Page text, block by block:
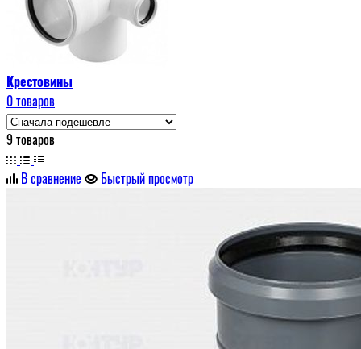
Крестовины
0 товаров
9 товаров
В сравнение
Быстрый просмотр